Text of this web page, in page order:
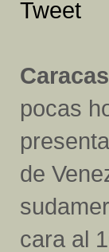
Tweet
pocas
de
cara al